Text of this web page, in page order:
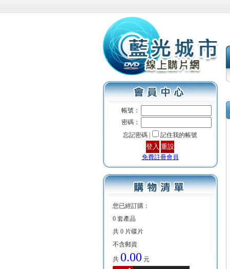
帳號：
密碼：
忘記密碼 |
記住我的帳號
免費註冊會員
您已經訂購：
0 套產品
共 0 片碟片
不含郵資
共 0.00 元